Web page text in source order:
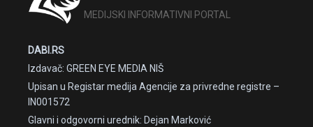
MEDIJSKI INFORMATIVNI PORTAL
DABI.RS
Izdavač: GREEN EYE MEDIA NIŠ
Upisan u Registar medija Agencije za privredne registre –
IN001572
Glavni i odgovorni urednik: Dejan Marković